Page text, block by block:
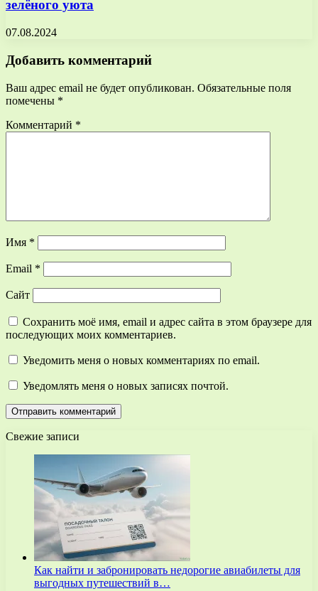
зелёного уюта
07.08.2024
Добавить комментарий
Ваш адрес email не будет опубликован. Обязательные поля
помечены *
Комментарий *
Имя *
Email *
Сайт
Сохранить моё имя, email и адрес сайта в этом браузере для
последующих моих комментариев.
Уведомить меня о новых комментариях по email.
Уведомлять меня о новых записях почтой.
Свежие записи
Как найти и забронировать недорогие авиабилеты для
выгодных путешествий в…